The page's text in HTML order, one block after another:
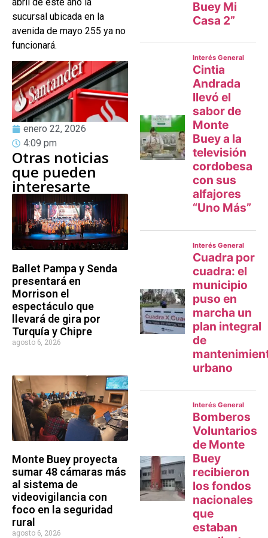
sucursal ubicada en la
avenida de mayo 255 ya no
funcionará.
enero 22, 2026
4:09 pm
Otras noticias
que pueden
interesarte
Ballet Pampa y Senda
presentará en
Morrison el
espectáculo que
llevará de gira por
Turquía y Chipre
agosto 6, 2026
Monte Buey proyecta
sumar 48 cámaras más
al sistema de
videovigilancia con
foco en la seguridad
rural
agosto 6, 2026